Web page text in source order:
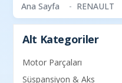
Ana Sayfa RENAULT
Alt Kategoriler
Motor Parçaları
Süspansiyon & Aks